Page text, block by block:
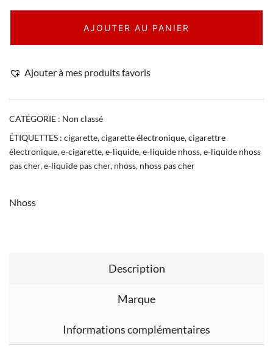
AJOUTER AU PANIER
Ajouter à mes produits favoris
CATÉGORIE : Non classé
ÉTIQUETTES : cigarette,cigarette électronique,cigarettre
électronique,e-cigarette,e-liquide,e-liquide nhoss,e-liquide nhoss
pas cher,e-liquide pas cher, nhoss, nhoss pas cher
Nhoss
Description
Marque
Informations complémentaires